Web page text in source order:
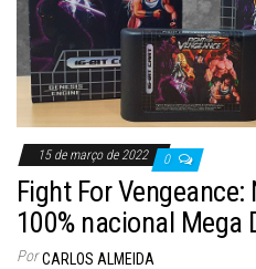
15 de março de 2022 0
Fight For
100% nacional Mega
Por CARLOS ALMEIDA